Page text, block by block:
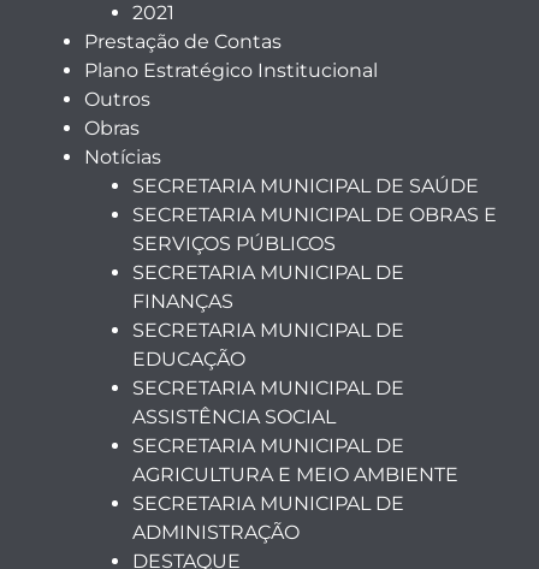
2021
Prestação de Contas
Plano Estratégico Institucional
Outros
Obras
Notícias
SECRETARIA MUNICIPAL DE SAÚDE
SECRETARIA MUNICIPAL DE OBRAS E
SERVIÇOS PÚBLICOS
SECRETARIA MUNICIPAL DE
FINANÇAS
SECRETARIA MUNICIPAL DE
EDUCAÇÃO
SECRETARIA MUNICIPAL DE
ASSISTÊNCIA SOCIAL
SECRETARIA MUNICIPAL DE
AGRICULTURA E MEIO AMBIENTE
SECRETARIA MUNICIPAL DE
ADMINISTRAÇÃO
DESTAQUE